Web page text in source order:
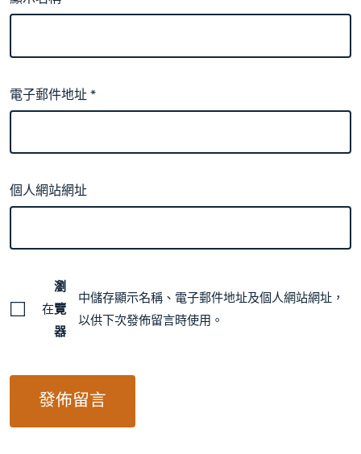
電子郵件地址*
個人網站網址
在
瀏
覽
器
中儲存顯示名稱、電子郵件地址及個人網站網址，
以供下次發佈留言時使用。